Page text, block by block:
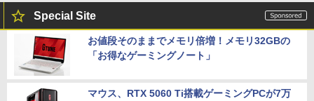
Special Site
お値段そのままでメモリ倍増！メモリ32GBの
「お得なゲーミングノート」
マウス、RTX 5060 Ti搭載ゲーミングPCが7万